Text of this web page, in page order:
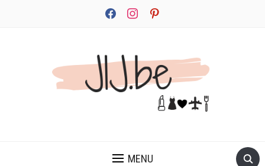
facebookinstagrampinterest
MENU